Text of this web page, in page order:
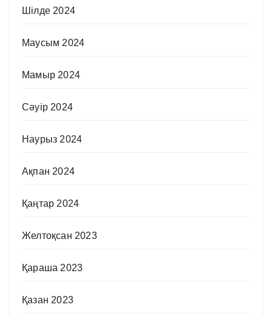
Шілде 2024
Маусым 2024
Мамыр 2024
Сәуір 2024
Наурыз 2024
Ақпан 2024
Қаңтар 2024
Желтоқсан 2023
Қараша 2023
Қазан 2023